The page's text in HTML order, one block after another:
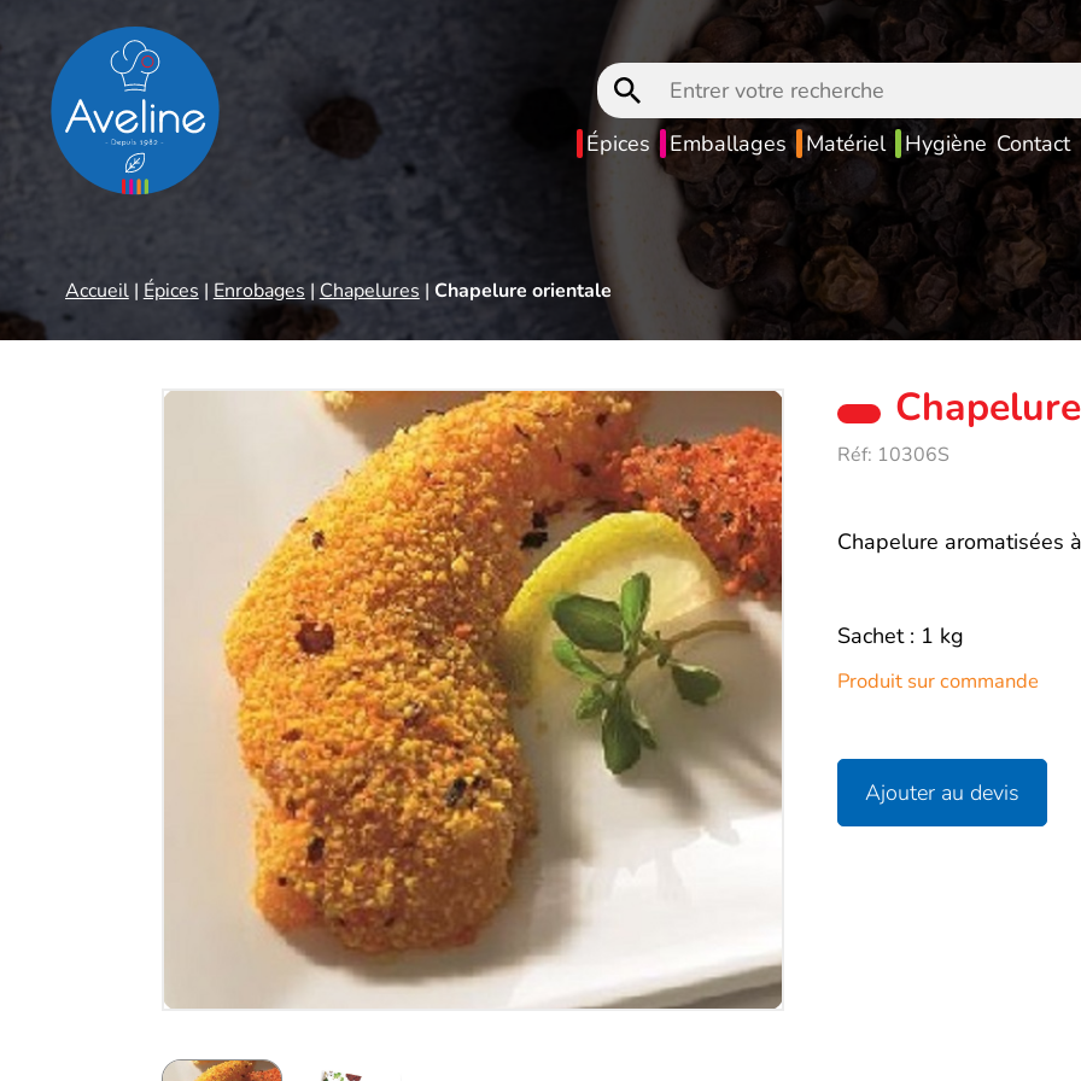
Entrer
votre
recherche
Épices Emballages Matériel Hygiène Contact
Accueil| Épices | Enrobages | Chapelures | Chapelure orientale
Réf: 10306S
Description
Chapelure aromatisées
Sachet : 1 kg
Produit sur commande
Ajouter au devis
Panneau de gestion des cookies